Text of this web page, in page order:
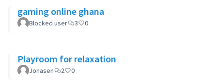
gaming online ghana
Blocked user 3 0
Playroom for relaxation
Jonasen 2 0